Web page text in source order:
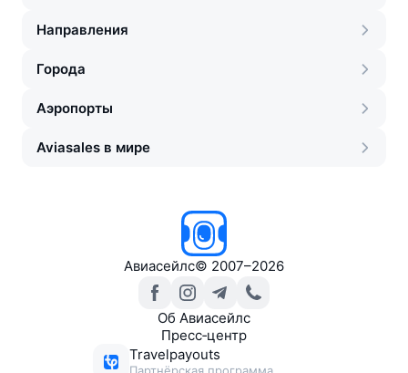
Направления
Города
Аэропорты
Aviasales в мире
Авиасейлс© 2007–2026
Об Авиасейлс
Пресс‑центр
Travelpayouts